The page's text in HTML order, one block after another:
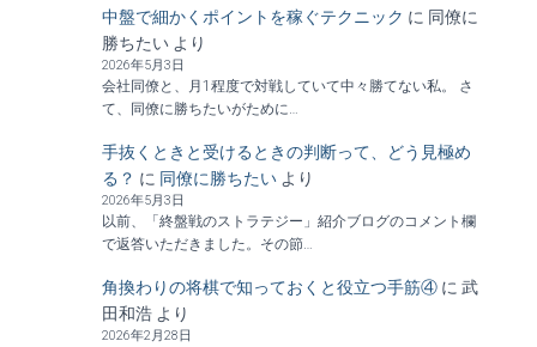
中盤で細かくポイントを稼ぐテクニック に 同僚に
勝ちたい より
2026年5月3日
会社同僚と、月1程度で対戦していて中々勝てない私。 さ
て、同僚に勝ちたいがために…
手抜くときと受けるときの判断って、どう見極め
る？ に 同僚に勝ちたい より
2026年5月3日
以前、「終盤戦のストラテジー」紹介ブログのコメント欄
で返答いただきました。その節…
角換わりの将棋で知っておくと役立つ手筋④ に 武
田和浩 より
2026年2月28日